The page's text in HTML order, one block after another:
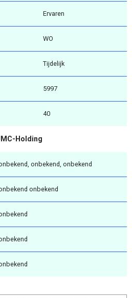
Ervaren
WO
Tijdelijk
5997
40
Holding
onbekend, onbekend
onbekend